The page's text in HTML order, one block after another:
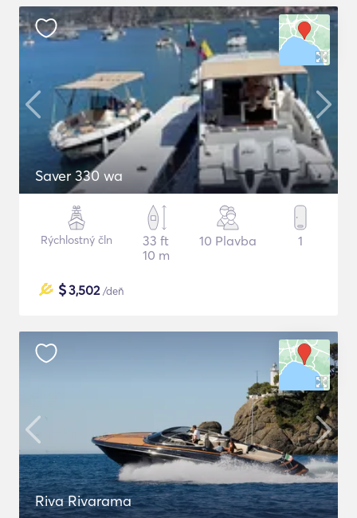
Saver 330 wa
Rýchlostný čln
33 ft
10 m
10 Plavba 1
$3,502/deň
Riva Rivarama